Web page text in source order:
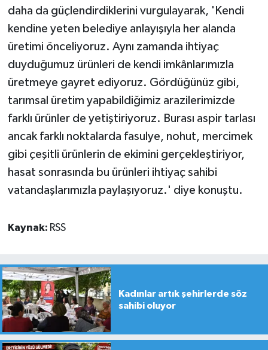
daha da güçlendirdiklerini vurgulayarak, 'Kendi
kendine yeten belediye anlayışıyla her alanda
üretimi önceliyoruz. Aynı zamanda ihtiyaç
duyduğumuz ürünleri de kendi imkânlarımızla
üretmeye gayret ediyoruz. Gördüğünüz gibi,
tarımsal üretim yapabildiğimiz arazilerimizde
farklı ürünler de yetiştiriyoruz. Burası aspir tarlası
ancak farklı noktalarda fasulye, nohut, mercimek
gibi çeşitli ürünlerin de ekimini gerçekleştiriyor,
hasat sonrasında bu ürünleri ihtiyaç sahibi
vatandaşlarımızla paylaşıyoruz.' diye konuştu.
Kaynak: RSS
Kadınlar artık şehirlerde söz
sahibi oluyor